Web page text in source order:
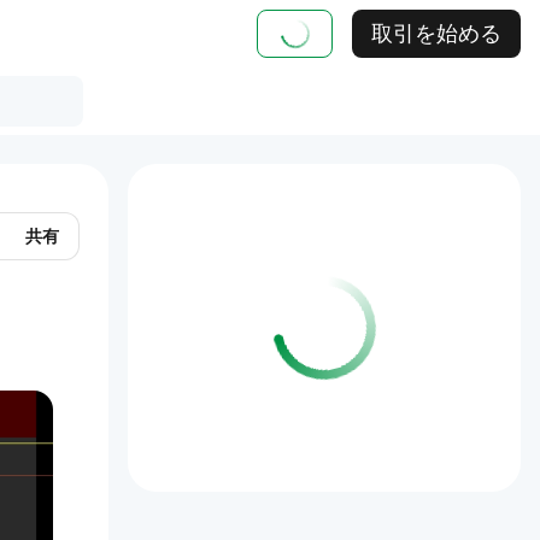
取引を始める
共有